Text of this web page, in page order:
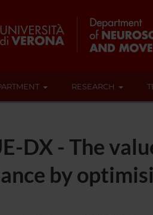
RESEARCH
DX - The
by